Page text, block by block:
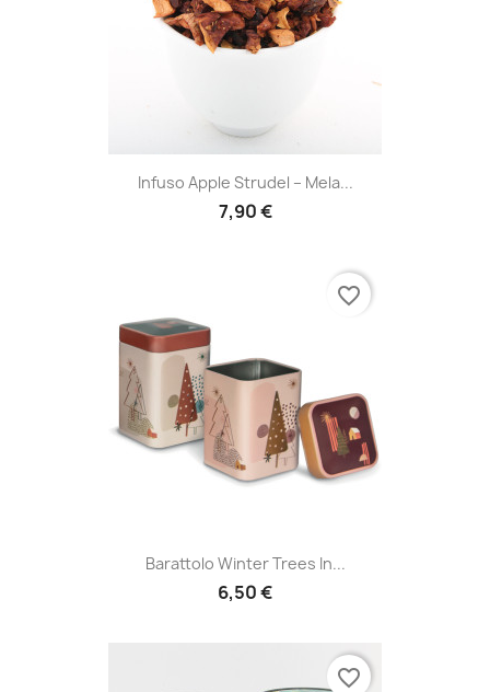
Infuso Apple Strudel – Mela...
7,90 €
Barattolo Winter Trees In...
6,50 €
favorite_border
favorite_border